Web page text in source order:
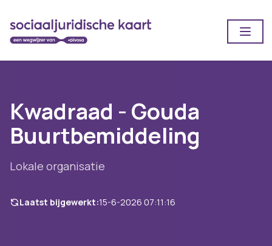
Kwadraad - Gouda
Buurtbemiddeling
Lokale organisatie
Laatst bijgewerkt:15-6-2026 07:11:16